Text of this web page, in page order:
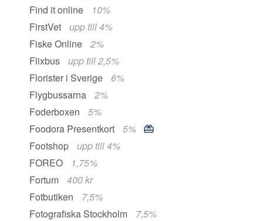
Find it online
10%
FirstVet
upp till 4%
Fiske Online
2%
Flixbus
upp till 2,5%
Florister i Sverige
6%
Flygbussarna
2%
Foderboxen
5%
Foodora Presentkort
5%
Footshop
upp till 4%
FOREO
1,75%
Fortum
400 kr
Fotbutiken
7,5%
Fotografiska Stockholm
7,5%